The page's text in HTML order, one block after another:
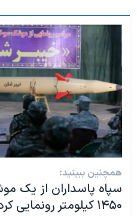
همچنین ببینید:
سپاه پاسداران از یک
۱۴۵۰ کیلومتر رونمایی کرد